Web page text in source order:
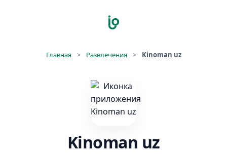
Главная > Развлечения > Kinoman uz
Kinoman uz